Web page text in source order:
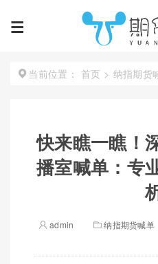
当前位置： 首页 > 纳指期货
快来瞧一瞧！
播室喊单：专
admin 纳指期货喊单